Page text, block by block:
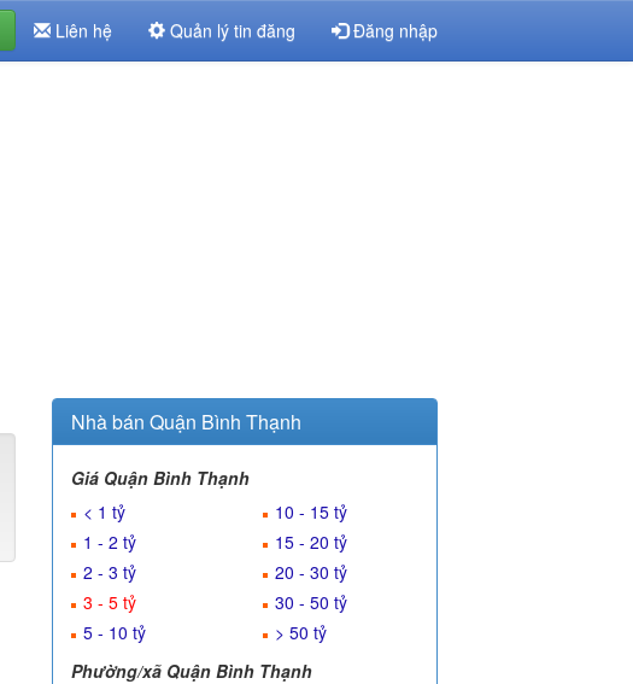
Liên hệ Quản lý tin đăng Đăng nhập
Nhà bán Quận Bình Thạnh
Giá Quận Bình Thạnh
< 1 tỷ
1 - 2 tỷ
2 - 3 tỷ
3 - 5 tỷ
5 - 10 tỷ
10 - 15 tỷ
15 - 20 tỷ
20 - 30 tỷ
30 - 50 tỷ
> 50 tỷ
Phường/xã Quận Bình Thạnh